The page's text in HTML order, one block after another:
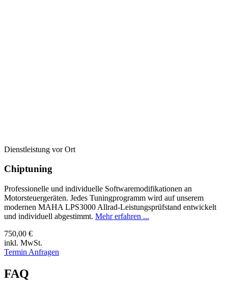
Dienstleistung vor Ort
Chiptuning
Professionelle und individuelle Softwaremodifikationen an
Motorsteuergeräten. Jedes Tuningprogramm wird auf unserem
modernen MAHA LPS3000 Allrad-Leistungsprüfstand entwickelt
und individuell abgestimmt. Mehr erfahren ...
750,00 €
inkl. MwSt.
Termin Anfragen
FAQ